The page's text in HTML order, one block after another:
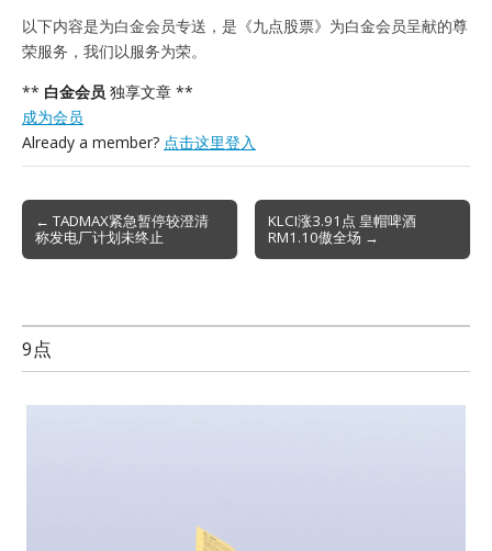
以下内容是为白金会员专送，是《九点股票》为白金会员呈献的尊
荣服务，我们以服务为荣。
** 白金会员 独享文章 **
成为会员
Already a member? 点击这里登入
Post
navigation
← TADMAX紧急暂停较澄清
称发电厂计划未终止
KLCI涨3.91点 皇帽啤酒
RM1.10傲全场 →
9点